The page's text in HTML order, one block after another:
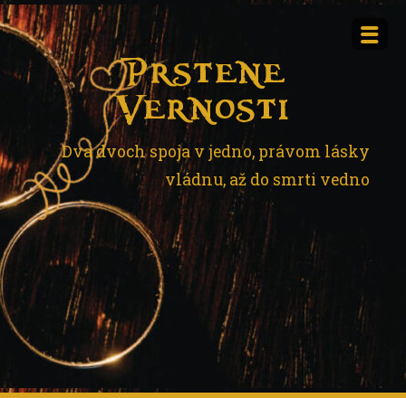
Skip
to
content
Prstene
Vernosti
Dva dvoch spoja v jedno, právom lásky
vládnu, až do smrti vedno